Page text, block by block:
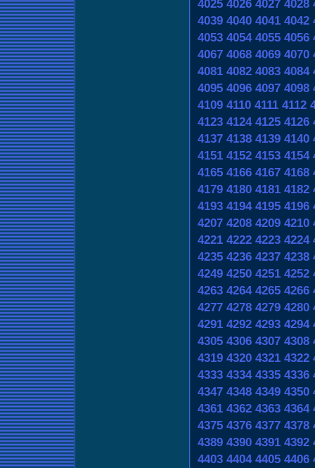
4025 4026 4027 4028
4039 4040 4041 4042
4053 4054 4055 4056
4067 4068 4069 4070
4081 4082 4083 4084
4095 4096 4097 4098
4109 4110 4111 4112
4123 4124 4125 4126
4137 4138 4139 4140
4151 4152 4153 4154
4165 4166 4167 4168
4179 4180 4181 4182
4193 4194 4195 4196
4207 4208 4209 4210
4221 4222 4223 4224
4235 4236 4237 4238
4249 4250 4251 4252
4263 4264 4265 4266
4277 4278 4279 4280
4291 4292 4293 4294
4305 4306 4307 4308
4319 4320 4321 4322
4333 4334 4335 4336
4347 4348 4349 4350
4361 4362 4363 4364
4375 4376 4377 4378
4389 4390 4391 4392
4403 4404 4405 4406